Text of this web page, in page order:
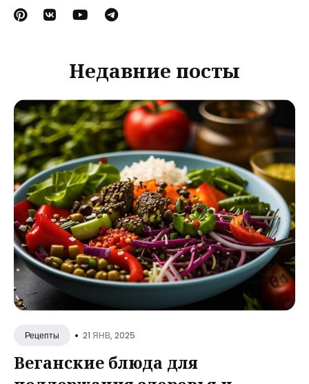
Недавние посты
Рецепты • 21 ЯНВ, 2025
Веганские блюда для